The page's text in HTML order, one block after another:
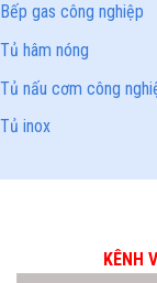
Bếp gas công nghiệp
Tủ hâm nóng
Tủ nấu cơm công
Tủ inox
KÊNH